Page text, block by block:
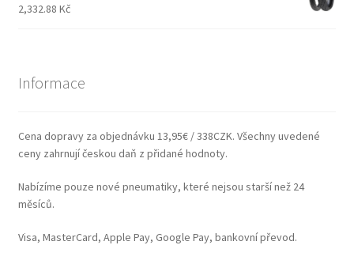
2,332.88 Kč
Informace
Cena dopravy za objednávku 13,95€ / 338CZK. Všechny uvedené
ceny zahrnují českou daň z přidané hodnoty.
Nabízíme pouze nové pneumatiky, které nejsou starší než 24
měsíců.
Visa, MasterCard, Apple Pay, Google Pay, bankovní převod.